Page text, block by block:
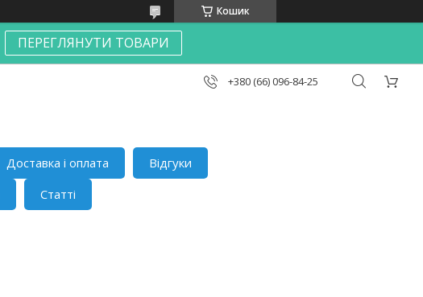
Кошик
ПЕРЕГЛЯНУТИ ТОВАРИ
+380 (66) 096-84-25
Доставка і оплата
Відгуки
Статті